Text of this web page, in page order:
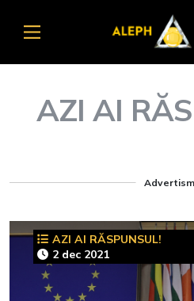
AZI AI
AZI AI RĂSPUNSUL!
2 dec 2021